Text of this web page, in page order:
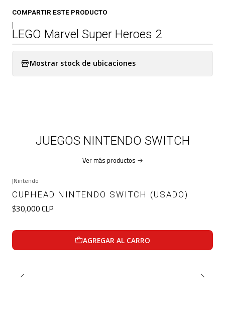
COMPARTIR ESTE PRODUCTO
|
LEGO Marvel Super Heroes 2
Mostrar stock de ubicaciones
JUEGOS NINTENDO SWITCH
Ver más productos
|Nintendo
CUPHEAD NINTENDO SWITCH (USADO)
$30,000 CLP
AGREGAR AL CARRO